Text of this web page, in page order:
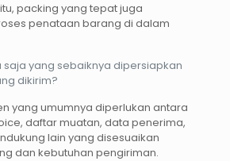
packing yang tepat juga
penataan barang di dalam
saja yang sebaiknya dipersiapkan
dikirim?
yang umumnya diperlukan antara
daftar muatan, data penerima,
lain yang disesuaikan
dan kebutuhan pengiriman.